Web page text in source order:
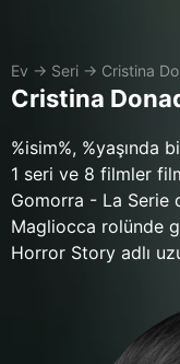
Ev → Seri → Cristina
Cristina
%isim%, %yaşında
1 seri ve 8 filmler
Gomorra - La Serie
Magliocca rolünde
Horror Story adlı